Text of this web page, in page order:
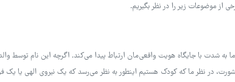
موضوعات زیر را در نظر بگیریم.
شدت با جایگاه هویت واقعی‌مان ارتباط پیدا می‌کند. اگرچه این نام توسط
در نظر ما که کودک هستیم اینطور به نظر می‌رسد که یک نیروی الهی یا یک